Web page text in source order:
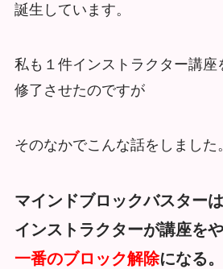
誕生しています。
私も１件インストラクター講座
修了させたのですが
そのなかでこんな話をしました。
マインドブロックバスターは
インストラクターが講座を
一番のブロック解除になる。